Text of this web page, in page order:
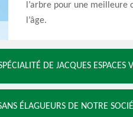
l’arbre pour une meilleure
l’âge.
DE JACQUES ESPACES
ÉLAGUEURS DE NOTRE